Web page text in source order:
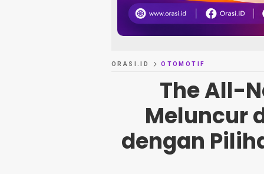
ORASI.ID OTOMOTIF
The All-
Meluncur
dengan